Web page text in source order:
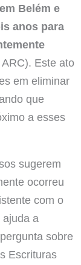
Belém e
anos para
Este ato
em eliminar
que
a esses
sugerem
ocorreu
com o
a
sobre
Escrituras